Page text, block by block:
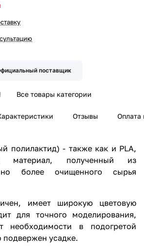
поставщик
Все товары категории
Отзывы Оплата
полилактид) - также как и PLA,
материал, полученный из
но более очищенного сырья
имеет широкую цветовую
для точного моделирования,
необходимости в подогретой
усадке.